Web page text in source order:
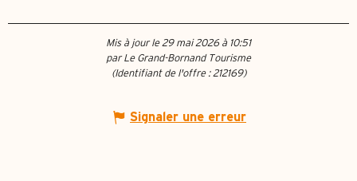
Mis à jour le 29 mai 2026 à 10:51
par Le Grand-Bornand Tourisme
(Identifiant de l'offre :212169)
Signaler une erreur